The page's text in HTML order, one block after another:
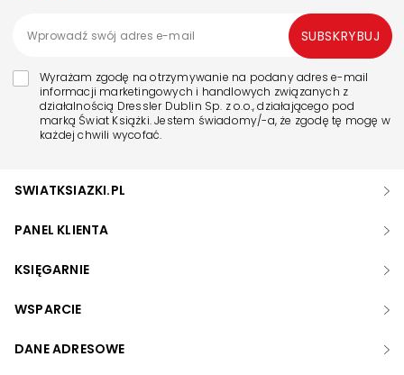
Wyrażam zgodę na otrzymywanie na podany adres e-mail
informacji marketingowych i handlowych związanych z
działalnością Dressler Dublin Sp. z o.o., działającego pod
marką Świat Książki. Jestem świadomy/-a, że zgodę tę mogę w
każdej chwili wycofać.
SUBSKRYBUJ
SWIATKSIAZKI.PL
PANEL KLIENTA
KSIĘGARNIE
WSPARCIE
DANE ADRESOWE